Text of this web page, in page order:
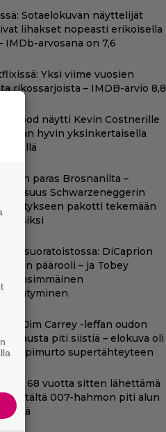
Sotaelokuvan näyttelijät
lihakset nopeasti erikoisella
IMDb-arvosana on 7,6
Yksi viime vuosien
rikossarjoista – IMDB-arvio 8,8
näytti Kevin Costnerille
paikan hyvin yksinkertaisella
on paras Brosnanilta –
Schwarzeneggerin
pakotti tekemään
uusiksi
suoratoistossa: DiCaprion
päärooli – ja Tobey
ensimmäinen
Jim Carrey -leffan oudon
kohtausta piti siistiä – elokuva oli
läpimurto supertähteyteen
68 vuotta sitten lähettämä
– tältä 007-hahmon piti alun